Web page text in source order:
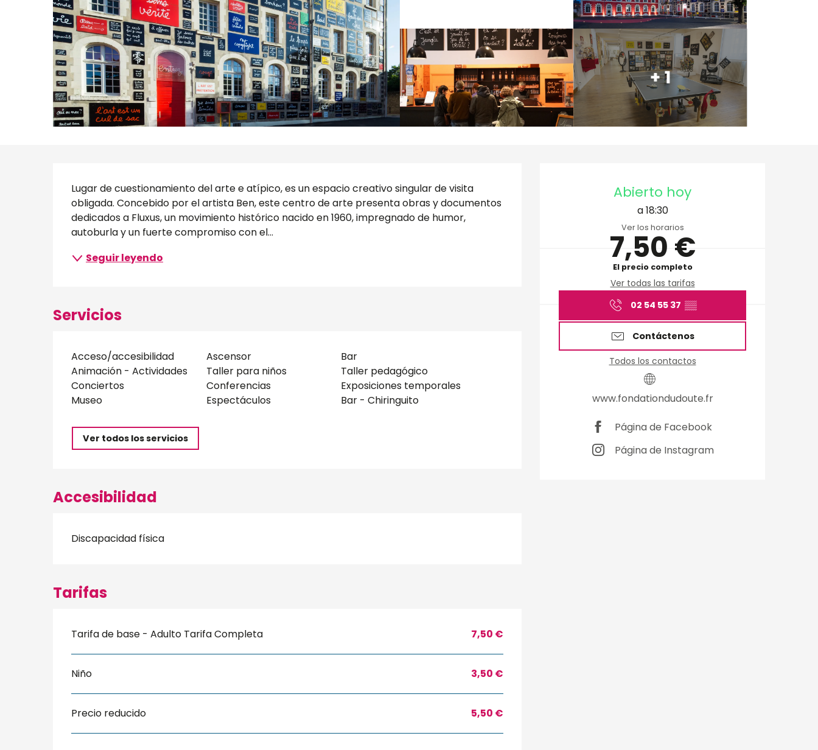
+ 1
Horarios y datos de
Abierto hoy
a 18:30
Ver los horarios
7,50 €
El precio completo
Ver todas las tarifas
02 54 55 37 ▒▒
Contáctenos
Todos los contactos
www.fondationdudoute.fr
Página de Facebook
Página de Instagram
Descripción
Lugar de cuestionamiento del arte e atípico, es un espacio creativo singular de visita
obligada. Concebido por el artista Ben, este centro de arte presenta obras y documentos
dedicados a Fluxus, un movimiento histórico nacido en 1960, impregnado de humor,
autoburla y un fuerte compromiso con el...
Seguir leyendo
Servicios
Acceso/accesibilidad Ascensor
Bar
Animación - Actividades
Taller para niños
Taller pedagógico
Conciertos
Conferencias
Exposiciones temporales
Museo
Espectáculos Bar - Chiringuito
Ver todos los servicios
Accesibilidad
Discapacidad física
Tarifas
Tarifa de base - Adulto Tarifa Completa 7,50 €
Niño 3,50 €
Precio reducido 5,50 €